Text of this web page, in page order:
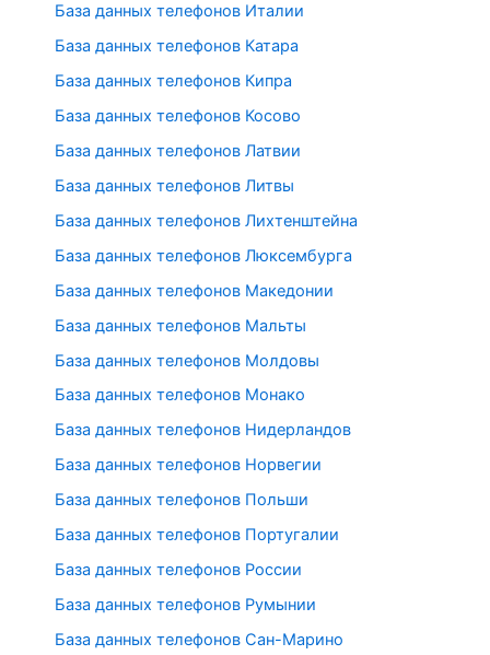
База данных телефонов Италии
База данных телефонов Катара
База данных телефонов Кипра
База данных телефонов Косово
База данных телефонов Латвии
База данных телефонов Литвы
База данных телефонов Лихтенштейна
База данных телефонов Люксембурга
База данных телефонов Македонии
База данных телефонов Мальты
База данных телефонов Молдовы
База данных телефонов Монако
База данных телефонов Нидерландов
База данных телефонов Норвегии
База данных телефонов Польши
База данных телефонов Португалии
База данных телефонов России
База данных телефонов Румынии
База данных телефонов Сан-Марино